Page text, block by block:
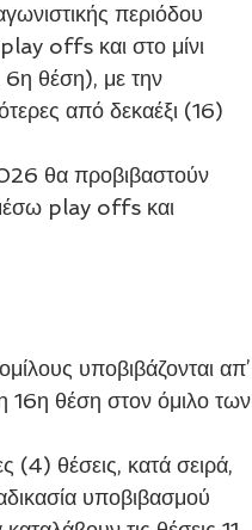
περιόδου
offs και στο μίνι
θέση), με την
από δεκαέξι (16)
θα προβιβαστούν
μέσω play offs και
υποβιβάζονται απ’
16η θέση στον όμιλο των
(4) θέσεις, κατά σειρά,
υποβιβασμού